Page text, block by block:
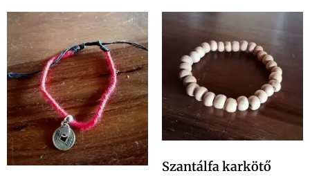
Szantálfa karkötő